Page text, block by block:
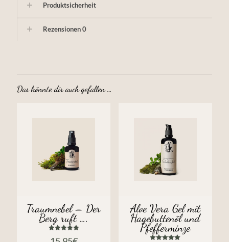
Produktsicherheit
Rezensionen0
Das könnte dir auch gefallen …
Traumnebel – Der
Berg ruft ….
Aloe Vera Gel mit
Hagebuttenöl und
Pfefferminze